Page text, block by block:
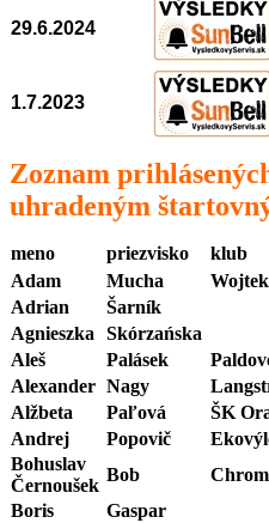
29.6.2024
1.7.2023
Zoznam
uhradeným
meno priezvisko klub
Adam
Mucha
Adrian
Šarník
Agnieszka
Skórzańska
Aleš
Palásek
Alexander Nagy
Alžbeta
Paľová
ŠK
Andrej
Popovič
Bohuslav
Černoušek
Bob
Boris
Gaspar